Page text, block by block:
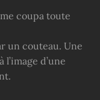
coupa toute
un couteau. Une
d’une